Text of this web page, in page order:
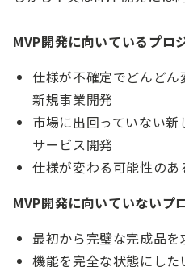
MVP開発に向いているプロ
仕様が不確定でどんど
新規事業開発
市場に出回っていない
サービス開発
仕様が変わる可能性のあ
MVP開発に向いていないプ
最初から完璧な完成品
機能を完全な状態にした